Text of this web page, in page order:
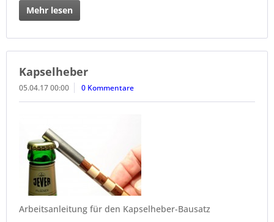
Mehr lesen
Kapselheber
05.04.17 00:00 0 Kommentare
Arbeitsanleitung für den Kapselheber-Bausatz